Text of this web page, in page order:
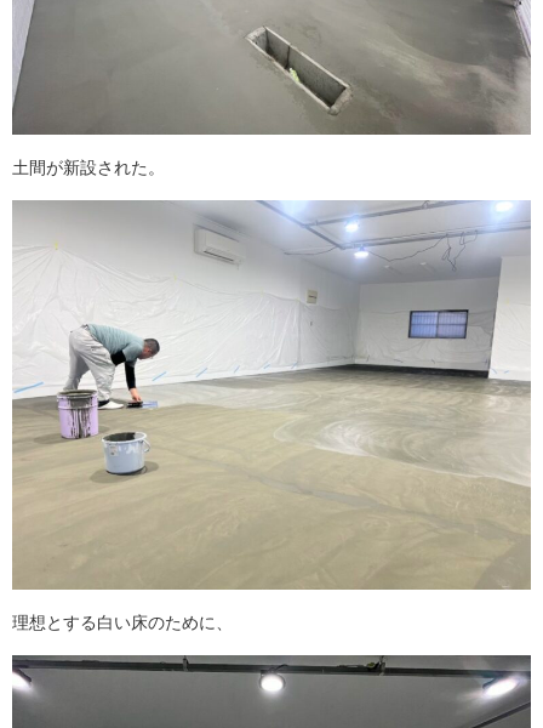
土間が新設された。
理想とする白い床のために、